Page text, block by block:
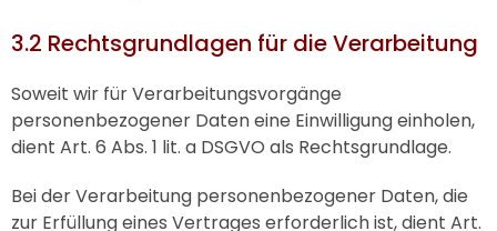
3.2 Rechtsgrundlagen für die Verarbeitung
Soweit wir für Verarbeitungsvorgänge
personenbezogener Daten eine Einwilligung einholen,
dient Art. 6 Abs. 1 lit. a DSGVO als Rechtsgrundlage.
Bei der Verarbeitung personenbezogener Daten, die
zur Erfüllung eines Vertrages erforderlich ist, dient Art.